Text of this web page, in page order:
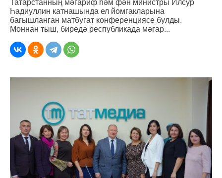
Татарстанның мәгариф һәм фән министры Илсур
Һадиуллин катнашында ел йомгакларына
багышланган матбугат конференциясе булды.
Моннан тыш, биредә республикада мәгар...